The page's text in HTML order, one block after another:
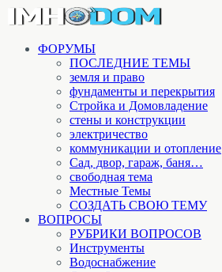
ФОРУМЫ
ПОСЛЕДНИЕ ТЕМЫ
земля и право
фундаменты и перекрытия
Стройка и Домовладение
стены и конструкции
электричество
коммуникации и отопление
Cад, двор, гараж, баня…
свободная тема
Местные Темы
СОЗДАТЬ СВОЮ ТЕМУ
ВОПРОСЫ
РУБРИКИ ВОПРОСОВ
Инструменты
Водоснабжение